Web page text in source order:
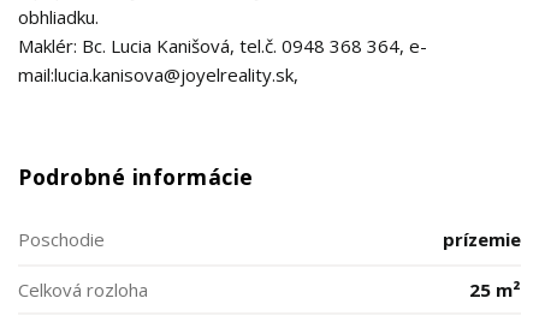
obhliadku.
Maklér: Bc. Lucia Kanišová, tel.č. 0948 368 364, e-
mail:lucia.kanisova@joyelreality.sk,
Podrobné informácie
Poschodie prízemie
Celková rozloha
25 m²